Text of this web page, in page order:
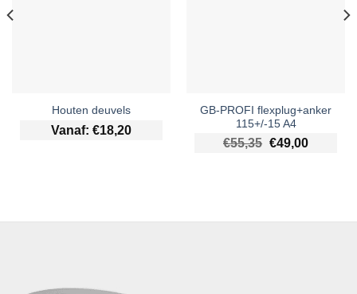
Houten deuvels
Vanaf: €18,20
GB-PROFI flexplug+anker
115+/-15 A4
€55,35 €49,00Huidige